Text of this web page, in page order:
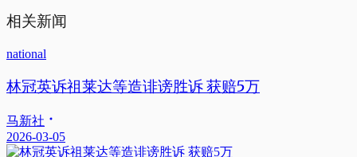
相关新闻
national
林冠英诉祖莱达等造诽谤胜诉 获赔5万
马新社
2026-03-05